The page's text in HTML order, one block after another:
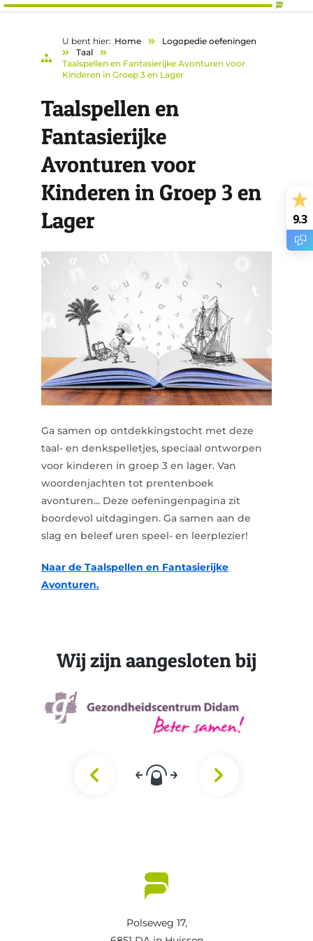
U bent hier: Home
Logopedie oefeningen
Taal
Taalspellen en Fantasierijke Avonturen voor
Kinderen in Groep 3 en Lager
Taalspellen en
Fantasierijke
Avonturen voor
Kinderen in Groep 3 en
Lager
Ga samen op ontdekkingstocht met deze
taal- en denkspelletjes, speciaal ontworpen
voor kinderen in groep 3 en lager. Van
woordenjachten tot prentenboek
avonturen... Deze oefeningenpagina zit
boordevol uitdagingen. Ga samen aan de
slag en beleef uren speel- en leerplezier!
Naar de Taalspellen en Fantasierijke
Avonturen.
Wij zijn aangesloten bij
Polseweg 17,
9.3